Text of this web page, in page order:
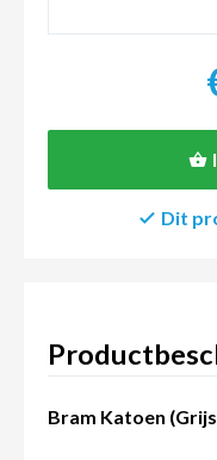
Bram Katoen
Dit